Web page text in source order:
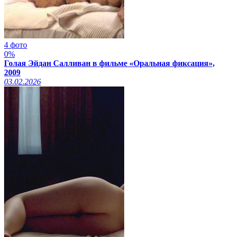
4 фото
0%
Голая Эйдан Салливан в фильме «Оральная фиксация»,
2009
03.02.2026